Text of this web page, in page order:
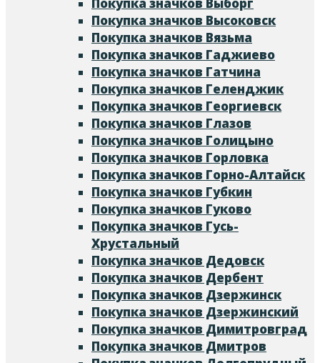
Покупка значков Высоковск
Покупка значков Вязьма
Покупка значков Гаджиево
Покупка значков Гатчина
Покупка значков Геленджик
Покупка значков Георгиевск
Покупка значков Глазов
Покупка значков Голицыно
Покупка значков Горловка
Покупка значков Горно-Алтайск
Покупка значков Губкин
Покупка значков Гуково
Покупка значков Гусь-
Хрустальный
Покупка значков Дедовск
Покупка значков Дербент
Покупка значков Дзержинск
Покупка значков Дзержинский
Покупка значков Димитровград
Покупка значков Дмитров